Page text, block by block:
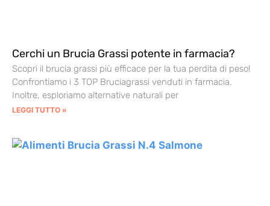
Cerchi un Brucia Grassi potente in farmacia?
Scopri il brucia grassi più efficace per la tua perdita di peso!
Confrontiamo i 3 TOP Bruciagrassi venduti in farmacia.
Inoltre, esploriamo alternative naturali per
LEGGI TUTTO »